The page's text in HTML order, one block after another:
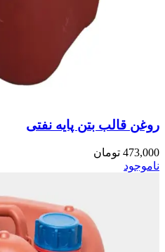
روغن قالب بتن پایه نفتی
473,000 تومان
ناموجود